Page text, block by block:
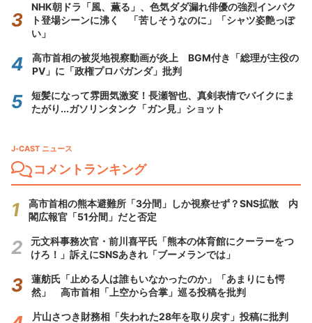
NHK朝ドラ「風、薫る」、色気ダダ漏れ俳優の強烈インパク
ト登場シーンに沸く 「苦しそうなのに」「シャツ姿艶っぽ
い」
高市首相の被災地視察動画が炎上 BGM付き「総理が主役の
PV」に「政権プロパガンダ」批判
短髪になって雰囲気激変！長瀬智也、真剣表情でバイクにま
たがり...ガソリンタンク「ガン見」ショット
J-CAST ニュース
コメントランキング
高市首相の熊本避難所「3分間」しか視察せず？SNS拡散 内
閣広報官「51分間」だと否定
元文科事務次官・前川喜平氏「熊本の体育館にクーラーをつ
けろ！」訴えにSNSあきれ「ブーメランでは」
蓮舫氏「止める人は誰もいなかったのか」「あまりにも愕
然」 高市首相「上空から合掌」巡る投稿を批判
片山さつき財務相「失われた28年を取り戻す」投稿に批判